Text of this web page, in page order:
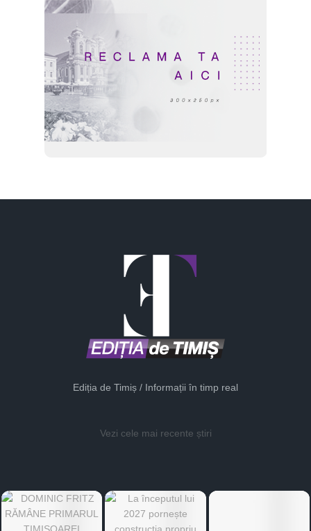
Ediția de Timiș / Informații în timp real
Vezi cele mai recente știri